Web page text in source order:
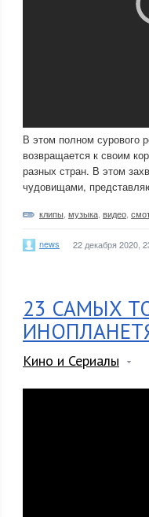
В этом полном сурового
возвращается к своим
разных стран. В этом
чудовищами,
клипы музыка видео
news 22 декабря 2020,
23 САМЫХ
Кино и Сериалы